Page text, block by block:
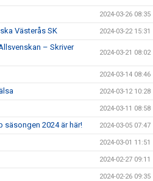
2024-03-26 08:35
Västerås SK 2024-03-22 15:31
– Skriver
2024-03-21 08:02
2024-03-14 08:46
2024-03-12 10:28
2024-03-11 08:58
2024 är här! 2024-03-05 07:47
2024-03-01 11:51
2024-02-27 09:11
2024-02-26 09:35